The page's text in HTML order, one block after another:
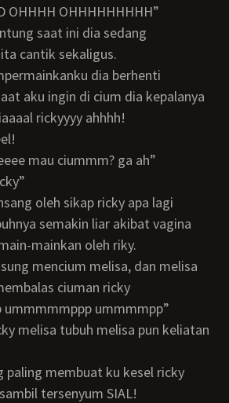
OHHHH OHHHHHHHHH”
cantik sekaligus.
aku ingin di cium dia kepalanya
rickyyyy ahhhh!
mau ciummm? ga ah”
semakin liar akibat vagina
mainkan oleh riky.
ciuman ricky
ummmmmppp ummmmpp”
tersenyum SIAL!